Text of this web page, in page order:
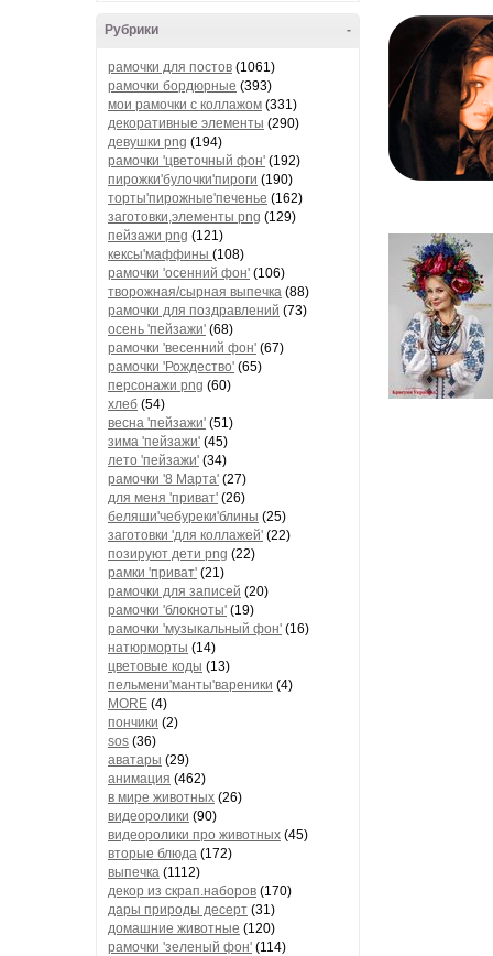
-
Рубрики
рамочки для постов (1061)
рамочки бордюрные (393)
мои рамочки с коллажом (331)
декоративные элементы (290)
девушки png (194)
рамочки 'цветочный фон' (192)
пирожки'булочки'пироги (190)
торты'пирожные'печенье (162)
заготовки,элементы png (129)
пейзажи png (121)
кексы'маффины (108)
рамочки 'осенний фон' (106)
творожная/сырная выпечка (88)
рамочки для поздравлений (73)
осень 'пейзажи' (68)
рамочки 'весенний фон' (67)
рамочки 'Рождество' (65)
персонажи png (60)
хлеб (54)
весна 'пейзажи' (51)
зима 'пейзажи' (45)
лето 'пейзажи' (34)
рамочки '8 Марта' (27)
для меня 'приват' (26)
беляши'чебуреки'блины (25)
заготовки 'для коллажей' (22)
позируют дети png (22)
рамки 'приват' (21)
рамочки для записей (20)
рамочки 'блокноты' (19)
рамочки 'музыкальный фон' (16)
натюрморты (14)
цветовые коды (13)
пельмени'манты'вареники (4)
MORE (4)
пончики (2)
sos (36)
аватары (29)
анимация (462)
в мире животных (26)
видеоролики (90)
видеоролики про животных (45)
вторые блюда (172)
выпечка (1112)
декор из скрап.наборов (170)
дары природы десерт (31)
домашние животные (120)
рамочки 'зеленый фон' (114)
Перед
В
Тем
Но театр
на
В театре
там он
В том
называть
попытку
Шанс
Когда
ему